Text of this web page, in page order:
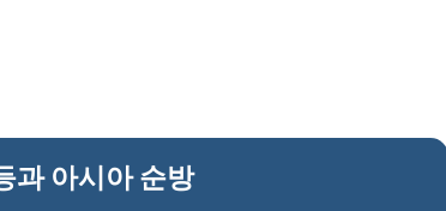
과 아시아 순방